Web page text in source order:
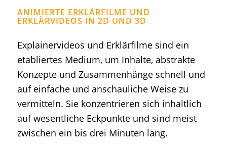
ANIMIERTE ERKLÄRFILME UND
ERKLÄRVIDEOS IN 2D UND 3D
Explainervideos und Erklärfilme sind ein
etabliertes Medium, um Inhalte, abstrakte
Konzepte und Zusammenhänge schnell und
auf einfache und anschauliche Weise zu
vermitteln. Sie konzentrieren sich inhaltlich
auf wesentliche Eckpunkte und sind meist
zwischen ein bis drei Minuten lang.